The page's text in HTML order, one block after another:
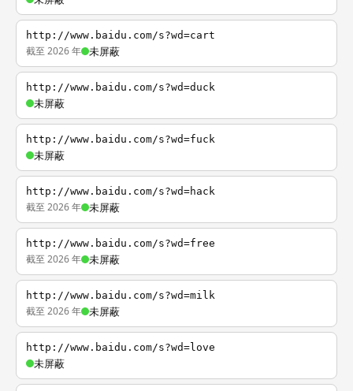
http://www.baidu.com/s?wd=cart
截至 2026 年 未屏蔽
http://www.baidu.com/s?wd=duck
未屏蔽
http://www.baidu.com/s?wd=fuck
未屏蔽
http://www.baidu.com/s?wd=hack
截至 2026 年 未屏蔽
http://www.baidu.com/s?wd=free
截至 2026 年 未屏蔽
http://www.baidu.com/s?wd=milk
截至 2026 年 未屏蔽
http://www.baidu.com/s?wd=love
未屏蔽